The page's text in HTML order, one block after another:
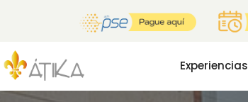
Experiencias